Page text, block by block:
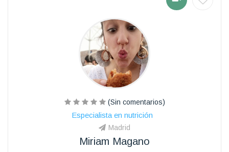
(Sin comentarios)
Especialista en nutrición
Madrid
Miriam Magano